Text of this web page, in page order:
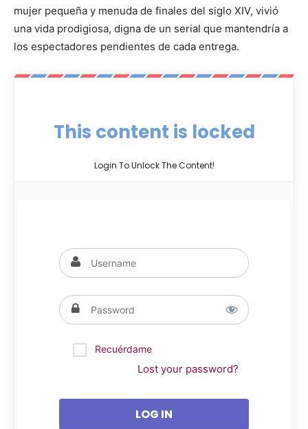
mujer pequeña y menuda de finales del siglo XIV, vivió
una vida prodigiosa, digna de un serial que mantendría a
los espectadores pendientes de cada entrega.
This content is locked
Login To Unlock The Content!
Recuérdame
Lost your password?